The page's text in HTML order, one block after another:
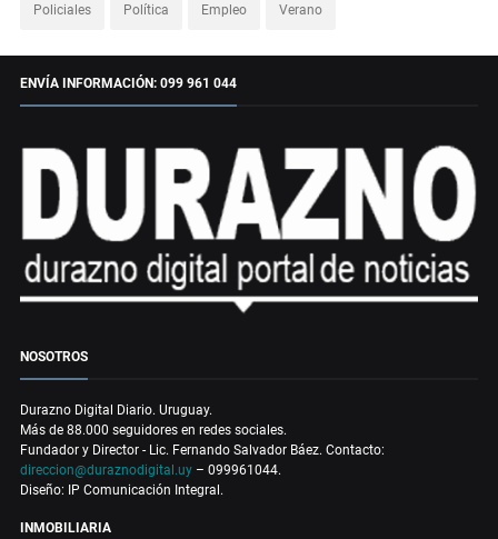
Policiales Política Empleo Verano
ENVÍA INFORMACIÓN: 099 961 044
NOSOTROS
Durazno Digital Diario. Uruguay.
Más de 88.000 seguidores en redes sociales.
Fundador y Director - Lic. Fernando Salvador Báez. Contacto:
direccion@duraznodigital.uy – 099961044.
Diseño: IP Comunicación Integral.
INMOBILIARIA